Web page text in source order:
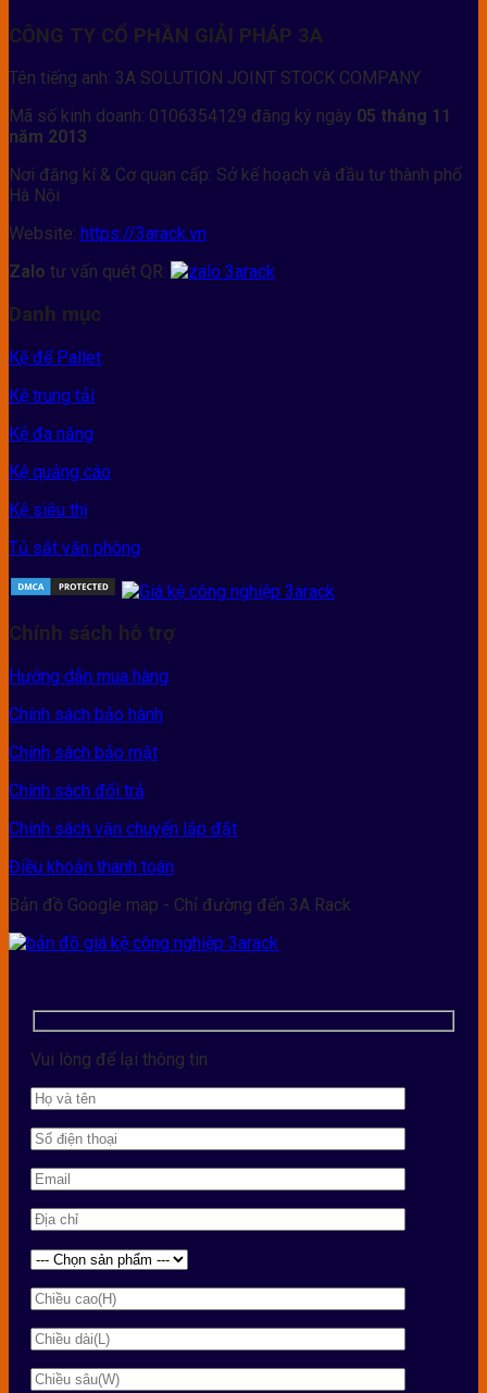
CÔNG TY CỔ PHẦN GIẢI PHÁP 3A
Tên tiếng anh: 3A SOLUTION JOINT STOCK COMPANY
Mã số kinh doanh: 0106354129 đăng ký ngày 05 tháng 11
năm 2013
Nơi đăng kí & Cơ quan cấp: Sở kế hoạch và đầu tư thành phố
Hà Nội
Website: https://3arack.vn
Zalo tư vấn quét QR:
Danh mục
Kệ để Pallet
Kệ trung tải
Kệ đa năng
Kệ quảng cáo
Kệ siêu thị
Tủ sắt văn phòng
Chính sách hỗ trợ
Hướng dẫn mua hàng
Chính sách bảo hành
Chính sách bảo mật
Chính sách đổi trả
Chính sách vận chuyển lắp đặt
Điều khoản thanh toán
Bản đồ Google map - Chỉ đường đến 3A Rack
Vui lòng để lại thông tin